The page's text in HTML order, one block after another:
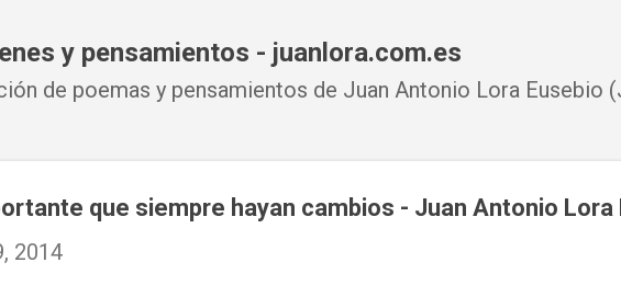
y pensamientos - juanlora.com.es
de poemas y pensamientos de Juan Antonio Lora Eusebio
que siempre hayan cambios - Juan Antonio Lora
2014